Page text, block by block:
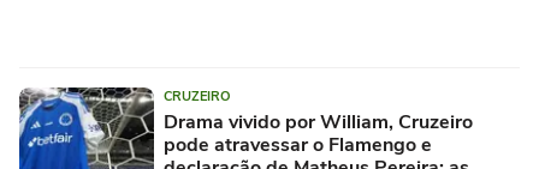
CRUZEIRO
Drama vivido por William, Cruzeiro
pode atravessar o Flamengo e